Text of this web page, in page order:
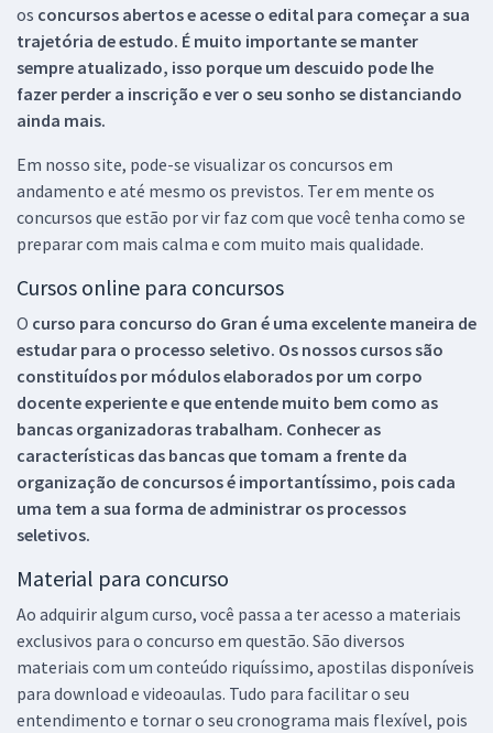
os concursos abertos e acesse o edital para começar a sua
trajetória de estudo. É muito importante se manter
sempre atualizado, isso porque um descuido pode lhe
fazer perder a inscrição e ver o seu sonho se distanciando
ainda mais.
Em nosso site, pode-se visualizar os concursos em
andamento e até mesmo os previstos. Ter em mente os
concursos que estão por vir faz com que você tenha como se
preparar com mais calma e com muito mais qualidade.
Cursos online para concursos
O curso para concurso do Gran é uma excelente maneira de
estudar para o processo seletivo. Os nossos cursos são
constituídos por módulos elaborados por um corpo
docente experiente e que entende muito bem como as
bancas organizadoras trabalham. Conhecer as
características das bancas que tomam a frente da
organização de concursos é importantíssimo, pois cada
uma tem a sua forma de administrar os processos
seletivos.
Material para concurso
Ao adquirir algum curso, você passa a ter acesso a materiais
exclusivos para o concurso em questão. São diversos
materiais com um conteúdo riquíssimo, apostilas disponíveis
para download e videoaulas. Tudo para facilitar o seu
entendimento e tornar o seu cronograma mais flexível, pois